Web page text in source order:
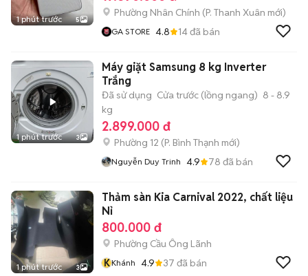
1 phút trước 5
Phường Nhân Chính (P. Thanh Xuân mới)
GA STORE 4.8 14đã bán
1 phút trước 3
Máy giặt Samsung 8 kg Inverter
Trắng
Đã sử dụng Cửa trước (lồng ngang) 8 - 8.9
kg
2.899.000 đ
Phường 12 (P. Bình Thạnh mới)
Nguyễn Duy Trinh 4.9 78 đã bán
1 phút trước 3
Thảm sàn Kia Carnival 2022, chất liệu
Nỉ
800.000 đ
Phường Cầu Ông Lãnh
KKhánh 4.9 37 đã bán